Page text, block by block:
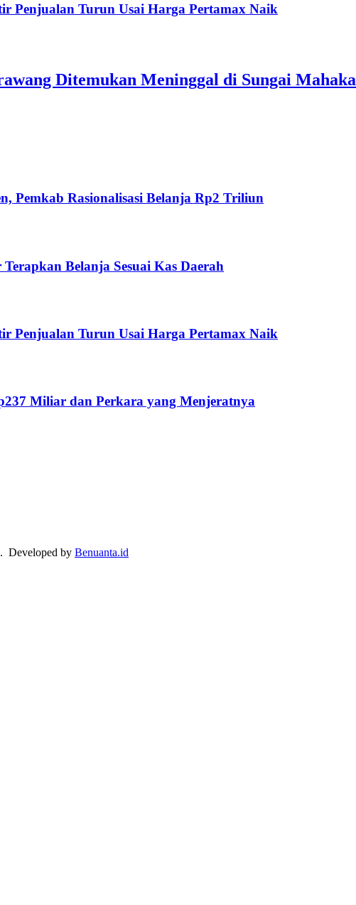
Penjualan Turun Usai Harga Pertamax Naik
Ditemukan Meninggal di Sungai
Pemkab Rasionalisasi Belanja Rp2 Triliun
Belanja Sesuai Kas Daerah
Penjualan Turun Usai Harga Pertamax Naik
Miliar dan Perkara yang Menjeratnya
Developed by Benuanta.id